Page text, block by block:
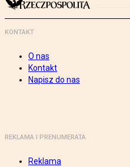
KONTAKT
O nas
Kontakt
Napisz do nas
REKLAMA I PRENUMERATA
Reklama